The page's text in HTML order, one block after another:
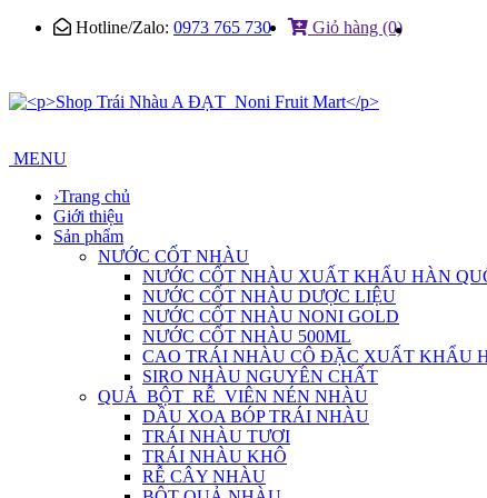
Hotline/Zalo: 0973 765 730 Giỏ hàng (0)
MENU
›Trang chủ
Giới thiệu
Sản phẩm
NƯỚC CỐT NHÀU
NƯỚC CỐT NHÀU XUẤT KHẨU HÀN
NƯỚC CỐT NHÀU DƯỢC LIỆU
NƯỚC CỐT NHÀU NONI GOLD
NƯỚC CỐT NHÀU 500ML
CAO TRÁI NHÀU CÔ ĐẶC XUẤT KHẨU
SIRO NHÀU NGUYÊN CHẤT
QUẢ_BỘT_RỄ_VIÊN NÉN NHÀU
DẦU XOA BÓP TRÁI NHÀU
TRÁI NHÀU TƯƠI
TRÁI NHÀU KHÔ
RỄ CÂY NHÀU